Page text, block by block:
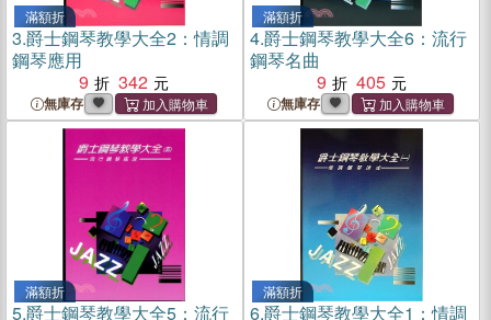
滿額折
3.爵士鋼琴教學大全2：情調
鋼琴應用
9
342
無庫存
滿額折
4.爵士鋼琴教學大全6：流行
鋼琴名曲
9
405
無庫存
滿額折
5.爵士鋼琴教學大全5：流行
滿額折
6.爵士鋼琴教學大全1：情調